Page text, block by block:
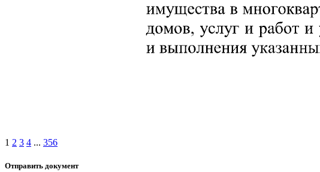
1 2 3 4 ... 356
Отправить документ